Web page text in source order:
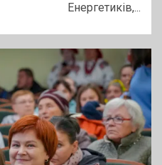
Енергетиків,...